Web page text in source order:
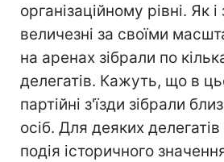
організаційному рівні. Як
величезні за своїми
на аренах зібрали по
делегатів. Кажуть, що в
партійні з'їзди зібрали
осіб. Для деяких делегатів
подія історичного